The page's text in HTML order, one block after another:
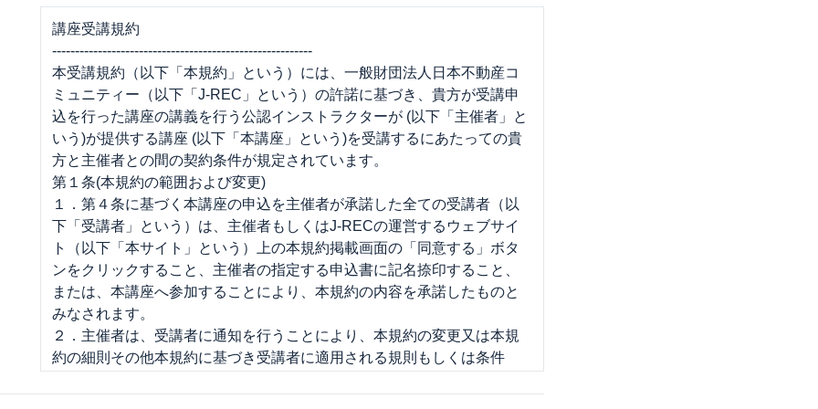
講座受講規約
---------------------------------------------------------
本受講規約（以下「本規約」という）には、一般財団法人日本不動産コ
ミュニティー（以下「J-REC」という）の許諾に基づき、貴方が受講申
込を行った講座の講義を行う公認インストラクターが (以下「主催者」と
いう)が提供する講座 (以下「本講座」という)を受講するにあたっての貴
方と主催者との間の契約条件が規定されています。
第１条(本規約の範囲および変更)
１．第４条に基づく本講座の申込を主催者が承諾した全ての受講者（以
下「受講者」という）は、主催者もしくはJ-RECの運営するウェブサイ
ト（以下「本サイト」という）上の本規約掲載画面の「同意する」ボタ
ンをクリックすること、主催者の指定する申込書に記名捺印すること、
または、本講座へ参加することにより、本規約の内容を承諾したものと
みなされます。
２．主催者は、受講者に通知を行うことにより、本規約の変更又は本規
約の細則その他本規約に基づき受講者に適用される規則もしくは条件